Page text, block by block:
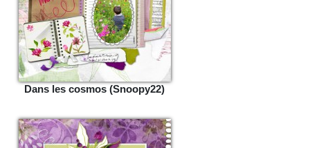
Dans les cosmos (Snoopy22)